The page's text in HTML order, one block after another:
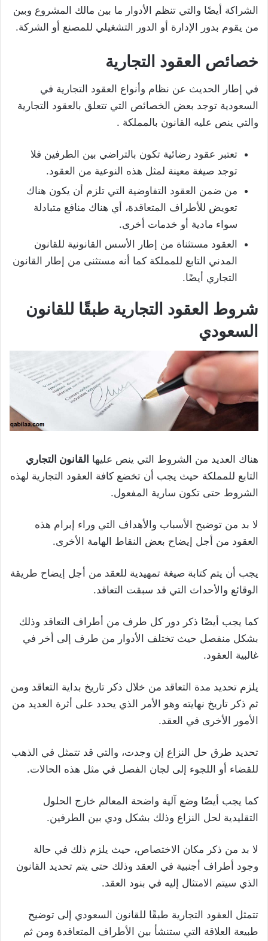
الشراكة أيضًا والتي تنظم الأدوار ما بين مالك المشروع وبين
من يقوم بدور الإدارة أو الدور التشغيلي للمصنع أو الشركة.
خصائص العقود التجارية
في إطار الحديث عن نظام وأنواع العقود التجارية في
السعودية توجد بعض الخصائص التي تتعلق بالعقود التجارية
والتي ينص عليه القانون بالمملكة .
تعتبر عقود رضائية تكون بالتراضي بين الطرفين فلا
توجد صيغة معينة لمثل هذه النوعية من العقود.
من ضمن العقود التفاوضية التي تلزم أن يكون هناك
تعويض للأطراف المتعاقدة، أي هناك منافع متبادلة
سواء مادية أو خدمات أخرى.
العقود مستثناة من إطار الأسس القانونية للقانون
المدني التابع للمملكة كما أنه مستثنى من إطار القانون
التجاري أيضًا.
شروط العقود التجارية طبقًا للقانون
السعودي
هناك العديد من الشروط التي ينص عليها القانون التجاري
التابع للمملكة حيث يجب أن تخضع كافة العقود التجارية لهذه
الشروط حتى تكون سارية المفعول.
لا بد من توضيح الأسباب والأهداف التي وراء إبرام هذه
العقود من أجل إيضاح بعض النقاط الهامة الأخرى.
يجب أن يتم كتابة صيغة تمهيدية للعقد من أجل إيضاح طريقة
الوقائع والأحداث التي قد سبقت التعاقد.
كما يجب أيضًا ذكر دور كل طرف من أطراف التعاقد وذلك
بشكل منفصل حيث تختلف الأدوار من طرف إلى أخر في
غالبية العقود.
يلزم تحديد مدة التعاقد من خلال ذكر تاريخ بداية التعاقد ومن
ثم ذكر تاريخ نهايته وهو الأمر الذي يحدد على أثرة العديد من
الأمور الأخرى في العقد.
تحديد طرق حل النزاع إن وجدت، والتي قد تتمثل في الذهب
للقضاء أو اللجوء إلى لجان الفصل في مثل هذه الحالات.
كما يجب أيضًا وضع آلية واضحة المعالم خارج الحلول
التقليدية لحل النزاع وذلك بشكل ودي بين الطرفين.
لا بد من ذكر مكان الاختصاص، حيث يلزم ذلك في حالة
وجود أطراف أجنبية في العقد وذلك حتى يتم تحديد القانون
الذي سيتم الامتثال إليه في بنود العقد.
تتمثل العقود التجارية طبقًا للقانون السعودي إلى توضيح
طبيعة العلاقة التي ستنشأ بين الأطراف المتعاقدة ومن ثم